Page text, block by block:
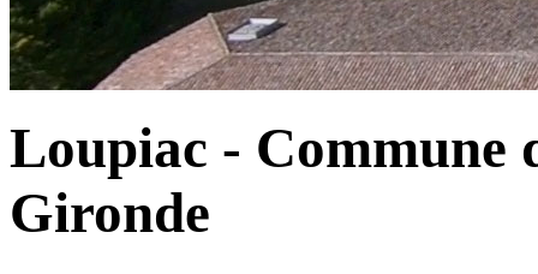
Loupiac - Commune
Gironde